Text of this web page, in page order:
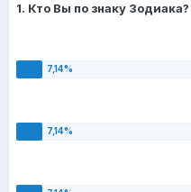
1. Кто Вы по знаку Зодиака?